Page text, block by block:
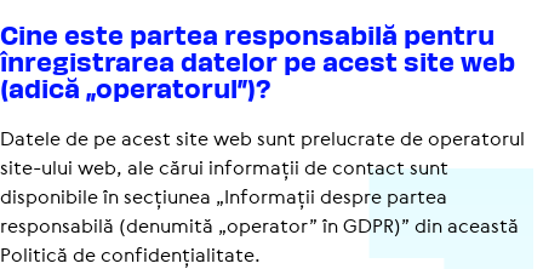
Cine este partea respon­sa­bilă pentru
înre­gis­trarea datelor pe acest site web
(adică „opera­torul”)?
Datele de pe acest site web sunt prelucrate de operatorul
site-ului web, ale cărui informații de contact sunt
disponibile în secțiunea „Informații despre partea
responsabilă (denumită „operator” în GDPR)” din această
Politică de confi­den­ți­a­li­tate.